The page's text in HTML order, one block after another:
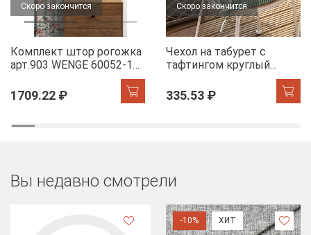
Скоро закончится
Комплект штор рогожка
арт.903 WENGE 60052-1
1709.22 ₽
Скоро закончится
Чехол на табурет с
тафтингом круглый
WENGE 60049-1 Tropical
accent
335.53 ₽
Вы недавно смотрели
-10% ХИТ